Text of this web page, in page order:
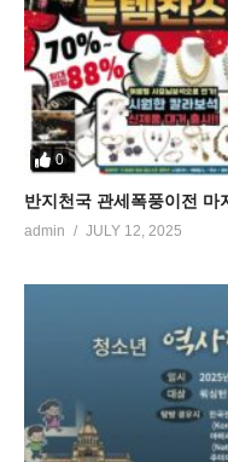
0
반지천국 관세폭풍이전 마
admin JULY 12, 2025